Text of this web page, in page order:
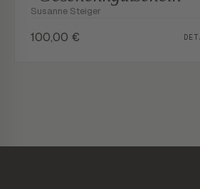
Susanne Steiger
100,00 €